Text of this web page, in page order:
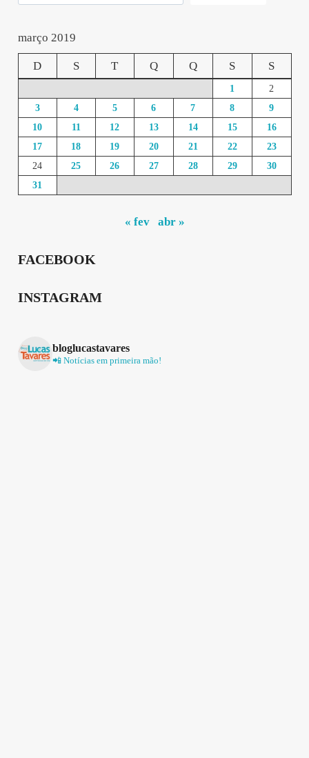
março 2019
D S T Q Q S S
1
2
3
4 5 6 7 8
9
10
11 12 13 14 15
16
17
18 19 20 21 22
23
24
25 26 27 28 29
30
31
« fev abr »
FACEBOOK
INSTAGRAM
bloglucastavares
📲 Notícias em primeira mão!